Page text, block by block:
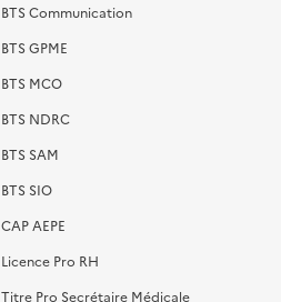
BTS Communication
BTS GPME
BTS MCO
BTS NDRC
BTS SAM
BTS SIO
CAP AEPE
Licence Pro RH
Titre Pro Secrétaire Médicale